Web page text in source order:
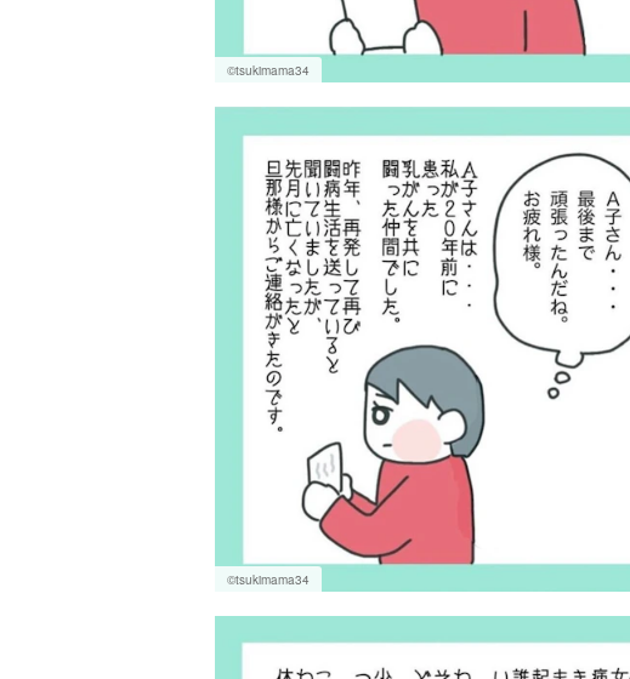
©tsukimama34
©tsukimama34